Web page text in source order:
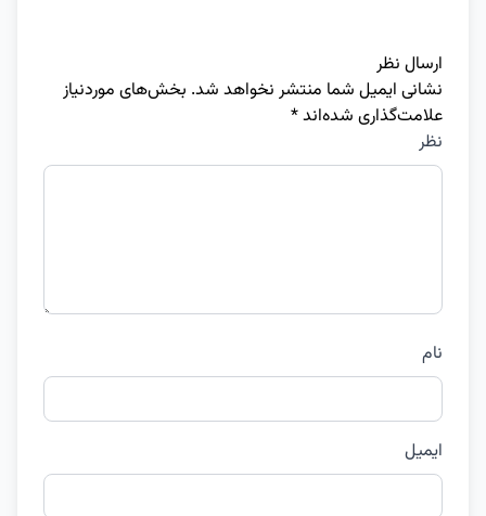
ارسال نظر
نشانی ایمیل شما منتشر نخواهد شد. بخش‌های موردنیاز
علامت‌گذاری شده‌اند*
نظر
نام
ایمیل